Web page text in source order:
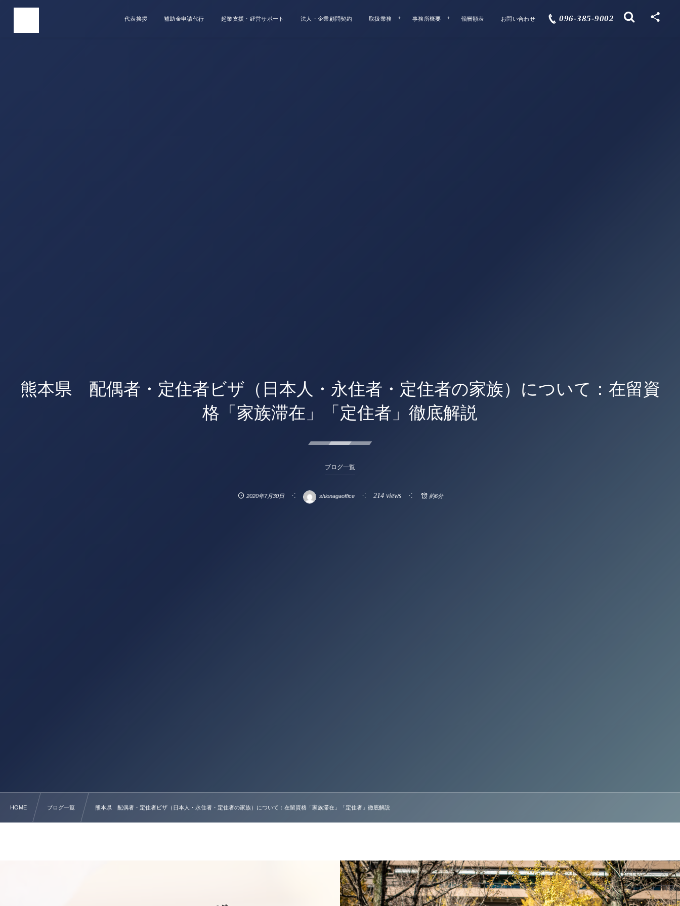
代表挨拶 補助金申請代行 起業支援・経営サポート 法人・企業顧問契約 取扱業務 事務所概要 報酬額表 お問い合わせ 096-385-9002
熊本県 配偶者・定住者ビザ（日本人・永住者・定住者の家族）について：在留資
格「家族滞在」「定住者」徹底解説
ブログ一覧
2020年7月30日 shionagaoffice 214 views 約6分
HOME ブログ一覧 熊本県 配偶者・定住者ビザ（日本人・永住者・定住者の家族）について：在留資格「家族滞在」「定住者」徹底解説